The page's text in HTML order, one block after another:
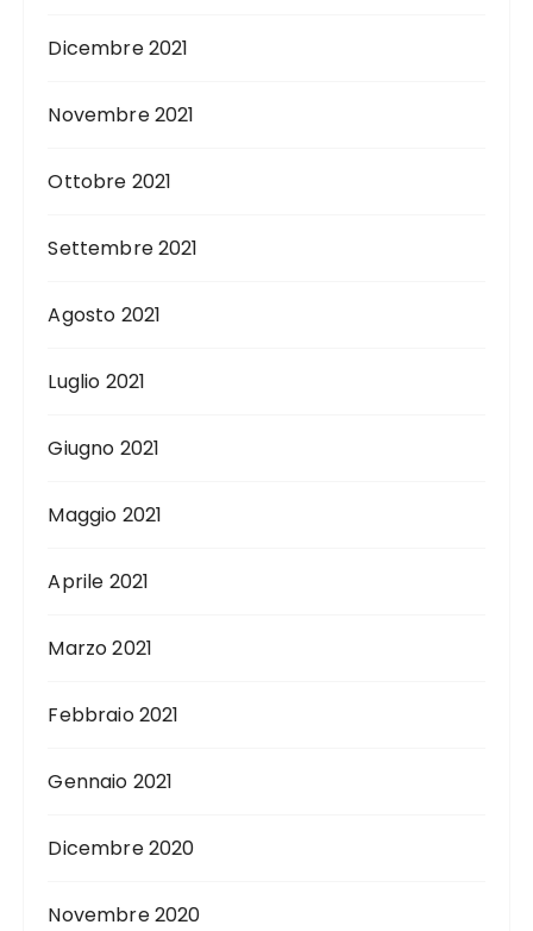
Dicembre 2021
Novembre 2021
Ottobre 2021
Settembre 2021
Agosto 2021
Luglio 2021
Giugno 2021
Maggio 2021
Aprile 2021
Marzo 2021
Febbraio 2021
Gennaio 2021
Dicembre 2020
Novembre 2020